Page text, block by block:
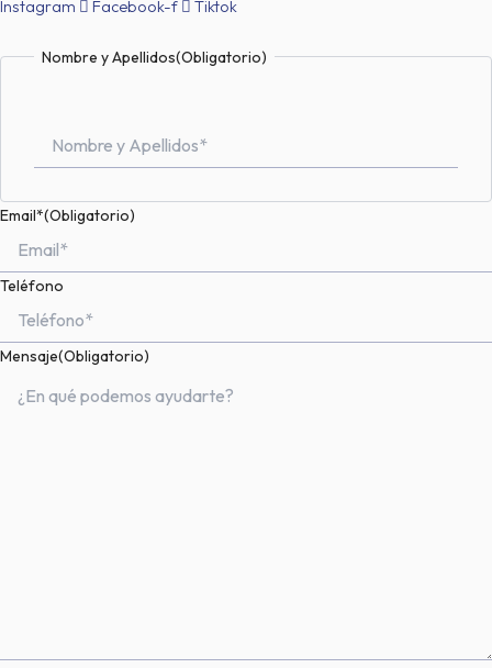
Instagram
Facebook-f Tiktok
Nombre y Apellidos(Obligatorio)
Nombre
Email*(Obligatorio)
Teléfono
Mensaje(Obligatorio)